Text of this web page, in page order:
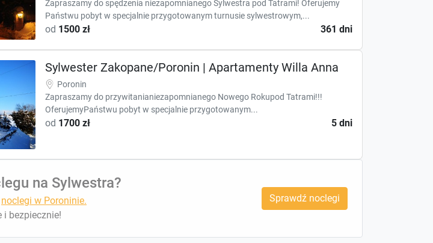
Zapraszamy do spędzenia niezapomnianego Sylwestra pod Tatrami! Oferujemy
Państwu pobyt w specjalnie przygotowanym turnusie sylwestrowym,...
od 1500 zł 361 dni
Sylwester Zakopane/Poronin | Apartamenty Willa Anna
Poronin
Zapraszamy do przywitanianiezapomnianego Nowego Rokupod Tatrami!!!
OferujemyPaństwu pobyt w specjalnie przygotowanym...
od 1700 zł 5 dni
na Sylwestra?
noclegi w Poroninie.
i bezpiecznie!
Sprawdź noclegi